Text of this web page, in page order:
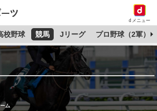
dメニュー
校野球 競馬 Jリーグ プロ野球（2軍）
ム